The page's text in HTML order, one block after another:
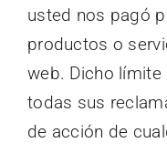
usted nos pagó
productos o
web. Dicho límite
todas sus
de acción de